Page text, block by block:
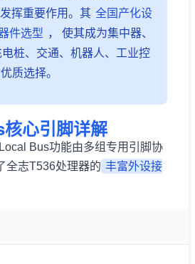
挥重要作用。其 全国产化设
件选型 ， 使其成为集中器、
电桩、交通、 机器人、工业控
质选择。
心引脚详解
Bus功能由多组专用引脚协
全志T536处理器的 丰富外设接